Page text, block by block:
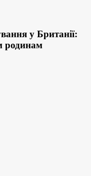
у Британії:
родинам